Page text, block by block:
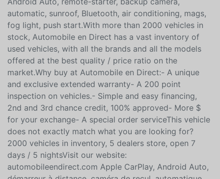
succursales, ouvert 7 jours / 5 soirsVisitez notre site
web : automobileendirect.com*****Apple CarPlay,
Android Auto, remote-starter, backup camera,
automatic, sunroof, Bluetooth, air conditioning, mags,
fog light, push start.With more than 2000 vehicles in
stock, Automobile en Direct has a vast inventory of
used vehicles, with all the brands and all the models
offered at the best quality / price ratio on the
market.Why buy at Automobile en Direct:- A unique
and exclusive extended warranty- A 200 point
inspection on vehicles.- Simple and easy financing,
2nd and 3rd chance credit, 100% approved- More $
for your exchange- A special order serviceThis vehicle
does not exactly match what you are looking for?
2000 vehicles in inventory, 5 dealers store, open 7